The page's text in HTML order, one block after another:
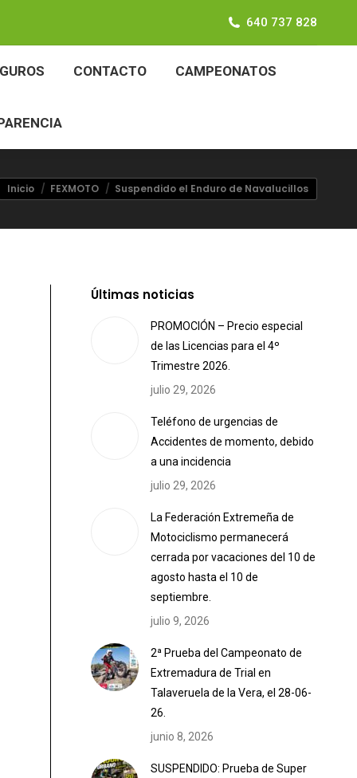
640 737 828
CONTACTO CAMPEONATOS
aquí:
Inicio FEXMOTO Suspendido el Enduro de Navalucillos
Últimas noticias
PROMOCIÓN – Precio especial
de las Licencias para el 4º
Trimestre 2026.
julio 29, 2026
Teléfono de urgencias de
Accidentes de momento, debido
a una incidencia
julio 29, 2026
La Federación Extremeña de
Motociclismo permanecerá
cerrada por vacaciones del 10 de
agosto hasta el 10 de
septiembre.
julio 9, 2026
2ª Prueba del Campeonato de
Extremadura de Trial en
Talaveruela de la Vera, el 28-06-
26.
junio 8, 2026
SUSPENDIDO: Prueba de Super
CAMPEONATOS